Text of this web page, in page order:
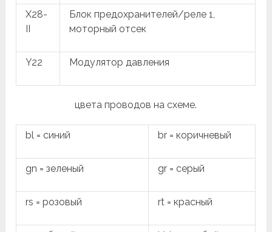
X28-
Блок предохранителей/реле 1,
моторный отсек
Y22 Модулятор давления
цвета проводов на схеме.
bl = синий br = коричневый
gn = зеленый gr = серый
rs = розовый rt = красный